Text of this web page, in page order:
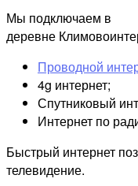
Мы подключаем в
деревне
Проводной
4g интернет;
Спутниковый
Интернет по
Быстрый интернет
телевидение.